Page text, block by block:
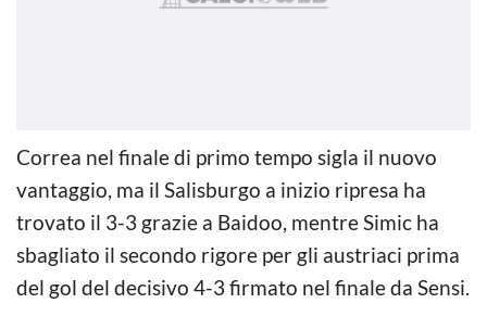
Correa nel finale di primo tempo sigla il nuovo
vantaggio, ma il Salisburgo a inizio ripresa ha
trovato il 3-3 grazie a Baidoo, mentre Simic ha
sbagliato il secondo rigore per gli austriaci prima
del gol del decisivo 4-3 firmato nel finale da Sensi.